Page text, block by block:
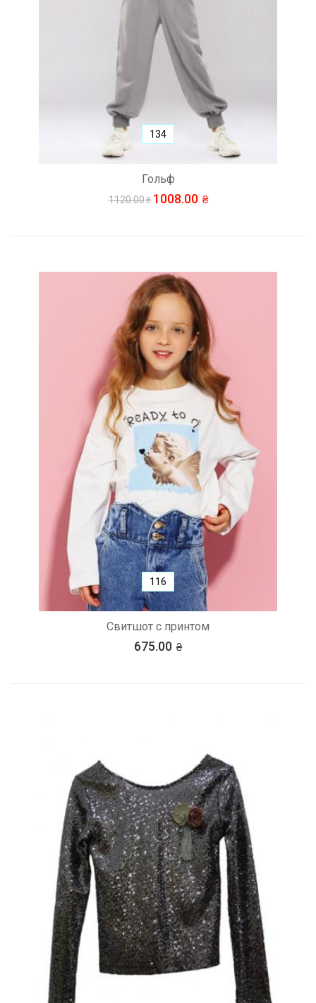
Гольф
1120.00 1008.00
134
Свитшот с принтом
675.00
116